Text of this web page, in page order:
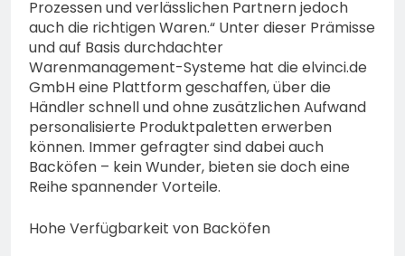
Prozessen und verlässlichen Partnern jedoch
auch die richtigen Waren.“ Unter dieser Prämisse
und auf Basis durchdachter
Warenmanagement-Systeme hat die elvinci.de
GmbH eine Plattform geschaffen, über die
Händler schnell und ohne zusätzlichen Aufwand
personalisierte Produktpaletten erwerben
können. Immer gefragter sind dabei auch
Backöfen – kein Wunder, bieten sie doch eine
Reihe spannender Vorteile.
Hohe Verfügbarkeit von Backöfen